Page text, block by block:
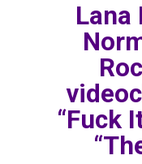
Lana
“Fuck